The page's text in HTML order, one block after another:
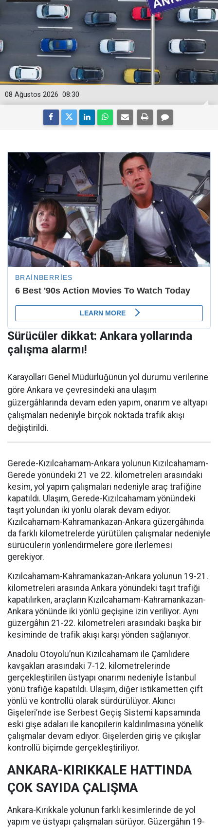
08:30
08 Ağustos 2026
Sürücüler dikkat: Ankara yollarında
çalışma alarmı!
Karayolları Genel Müdürlüğünün yol durumu verilerine
göre Ankara ve çevresindeki ana ulaşım
güzergâhlarında devam eden yapım, onarım ve altyapı
çalışmaları nedeniyle birçok noktada trafik akışı
değiştirildi.
Gerede-Kızılcahamam-Ankara yolunun Kızılcahamam-
Gerede yönündeki 21 ve 22. kilometreleri arasındaki
kesim, yol yapım çalışmaları nedeniyle araç trafiğine
kapatıldı. Ulaşım, Gerede-Kızılcahamam yönündeki
taşıt yolundan iki yönlü olarak devam ediyor.
Kızılcahamam-Kahramankazan-Ankara güzergâhında
da farklı kilometrelerde yürütülen çalışmalar nedeniyle
sürücülerin yönlendirmelere göre ilerlemesi
gerekiyor.
Kızılcahamam-Kahramankazan-Ankara yolunun 19-21.
kilometreleri arasında Ankara yönündeki taşıt trafiği
kapatılırken, araçların Kızılcahamam-Kahramankazan-
Ankara yönünde iki yönlü geçişine izin veriliyor. Aynı
güzergâhın 21-22. kilometreleri arasındaki başka bir
kesiminde de trafik akışı karşı yönden sağlanıyor.
Anadolu Otoyolu’nun Kızılcahamam ile Çamlıdere
kavşakları arasındaki 7-12. kilometrelerinde
gerçekleştirilen üstyapı onarımı nedeniyle İstanbul
yönü trafiğe kapatıldı. Ulaşım, diğer istikametten çift
yönlü ve kontrollü olarak sürdürülüyor. Akıncı
Gişeleri’nde ise Serbest Geçiş Sistemi kapsamında
eski gişe adaları ile kanopilerin kaldırılmasına yönelik
çalışmalar devam ediyor. Gişelerden giriş ve çıkışlar
kontrollü biçimde gerçekleştiriliyor.
ANKARA-KIRIKKALE HATTINDA
ÇOK SAYIDA ÇALIŞMA
Ankara-Kırıkkale yolunun farklı kesimlerinde de yol
yapım ve üstyapı çalışmaları sürüyor. Güzergâhın 19-